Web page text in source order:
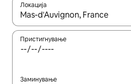
Локација
Кога резултатите се достапни,
Пристигнување
Заминување